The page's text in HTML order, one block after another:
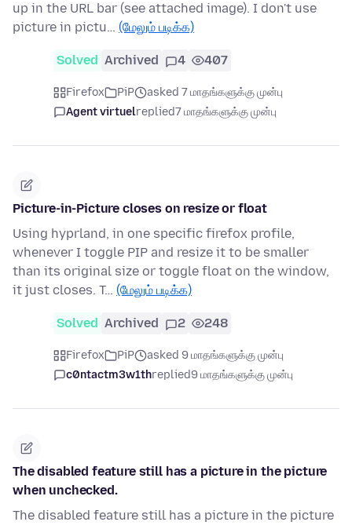
up in the URL bar (see attached image). I don't use
picture in pictu… (மேலும் படிக்க)
Solved Archived 4 407
Firefox PiP
asked 7 மாதங்களுக்கு முன்பு
Agent virtuelreplied7 மாதங்களுக்கு முன்பு
Picture-in-Picture closes on resize or float
Using hyprland, in one specific firefox profile,
whenever I toggle PIP and resize it to be smaller
than its original size or toggle float on the window,
it just closes. T… (மேலும் படிக்க)
Solved Archived 2 248
Firefox PiP
asked 9 மாதங்களுக்கு முன்பு
c0ntactm3w1threplied9 மாதங்களுக்கு முன்பு
The disabled feature still has a picture in the picture
when unchecked.
The disabled feature still has a picture in the picture